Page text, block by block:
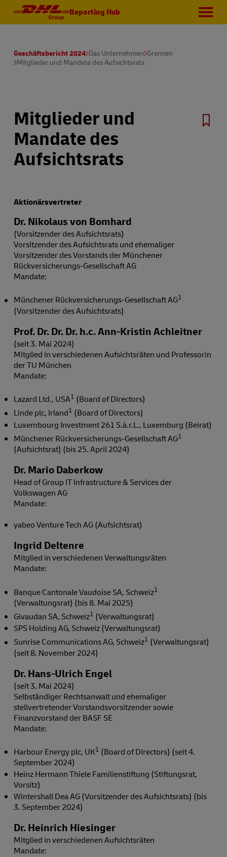
Reporting Hub
Geschäftsbericht 2024 Das Unternehmen Gremien
Mitglieder und Mandate des Aufsichtsrats
Mitglieder und
Mandate des
Aufsichtsrats
Aktionärsvertreter
Dr. Nikolaus von Bomhard
(Vorsitzender des Aufsichtsrats)
Vorsitzender des Aufsichtsrats und ehemaliger
Vorsitzender des Vorstands der Münchener
Rückversicherungs-Gesellschaft AG
Mandate:
Münchener Rückversicherungs-Gesellschaft AG1
(Vorsitzender des Aufsichtsrats)
Prof. Dr. Dr. Dr. h.c. Ann-Kristin Achleitner
(seit 3. Mai 2024)
Mitglied in verschiedenen Aufsichtsräten und Professorin
der TU München
Mandate:
Lazard Ltd., USA1 (Board of Directors)
Linde plc, Irland1 (Board of Directors)
Luxembourg Investment 261 S.à.r.L., Luxemburg (Beirat)
Münchener Rückversicherungs-Gesellschaft AG1
(Aufsichtsrat) (bis 25. April 2024)
Dr. Mario Daberkow
Head of Group IT Infrastructure & Services der
Volkswagen AG
Mandate:
yabeo Venture Tech AG (Aufsichtsrat)
Ingrid Deltenre
Mitglied in verschiedenen Verwaltungsräten
Mandate:
Banque Cantonale Vaudoise SA, Schweiz1
(Verwaltungsrat) (bis 8. Mai 2025)
Givaudan SA, Schweiz1 (Verwaltungsrat)
SPS Holding AG, Schweiz (Verwaltungsrat)
Sunrise Communications AG, Schweiz1 (Verwaltungsrat)
(seit 8. November 2024)
Dr. Hans-Ulrich Engel
(seit 3. Mai 2024)
Selbständiger Rechtsanwalt und ehemaliger
stellvertretender Vorstandsvorsitzender sowie
Finanzvorstand der BASF SE
Mandate:
Harbour Energy plc, UK1 (Board of Directors) (seit 4.
September 2024)
Heinz Hermann Thiele Familienstiftung (Stiftungsrat,
Vorsitz)
Wintershall Dea AG (Vorsitzender des Aufsichtsrats) (bis
3. September 2024)
Dr. Heinrich Hiesinger
Mitglied in verschiedenen Aufsichtsräten
Mandate: